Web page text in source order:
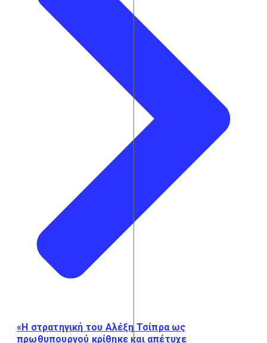
«Η στρατηγική του Αλέξη Τσίπρα ως
πρωθυπουργού κρίθηκε και απέτυχε